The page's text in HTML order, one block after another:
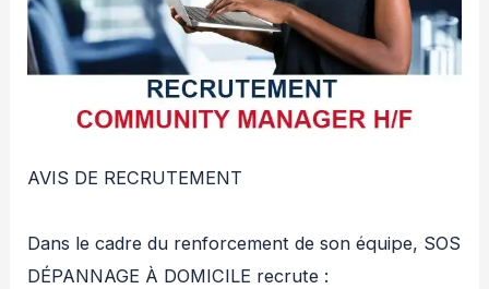
‎AVIS DE RECRUTEMENT
‎Dans le cadre du renforcement de son équipe, SOS
DÉPANNAGE À DOMICILE recrute :